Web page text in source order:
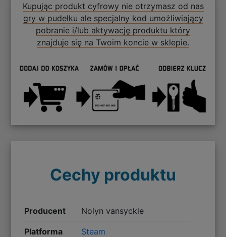
Kupując produkt cyfrowy nie otrzymasz od nas
gry w pudełku ale specjalny kod umożliwiający
pobranie i/lub aktywację produktu który
znajduje się na Twoim koncie w sklepie.
Cechy produktu
Producent Nolyn vansyckle
Platforma
Steam